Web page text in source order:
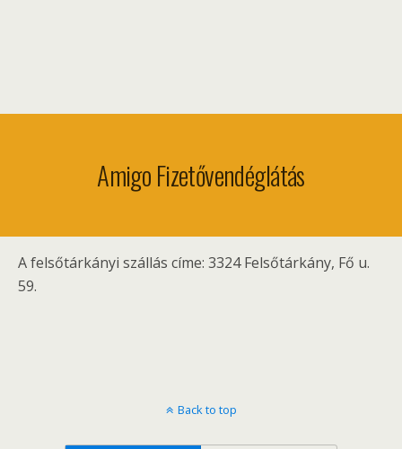
Amigo Fizetővendéglátás
A felsőtárkányi szállás címe: 3324 Felsőtárkány, Fő u.
59.
Back to top